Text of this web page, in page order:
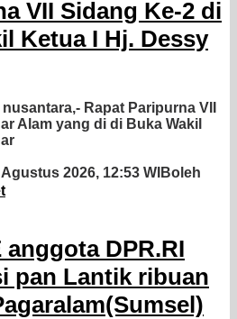
VII Sidang Ke-2 di
Ketua I Hj. Dessy
Rapat Paripurna VII
Alam yang di di Buka Wakil
2026, 12:53 WIBoleh
anggota DPR.RI
pan Lantik ribuan